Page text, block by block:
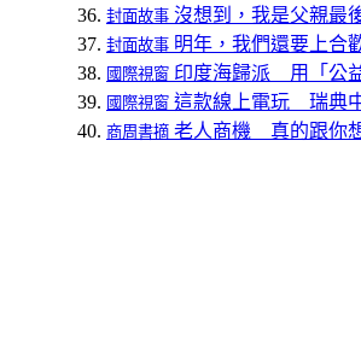
封面故事 沒想到，我是父親最
封面故事 明年，我們還要上合
國際視窗 印度海歸派 用「公
國際視窗 這款線上電玩 瑞典
商周書摘 老人商機 真的跟你